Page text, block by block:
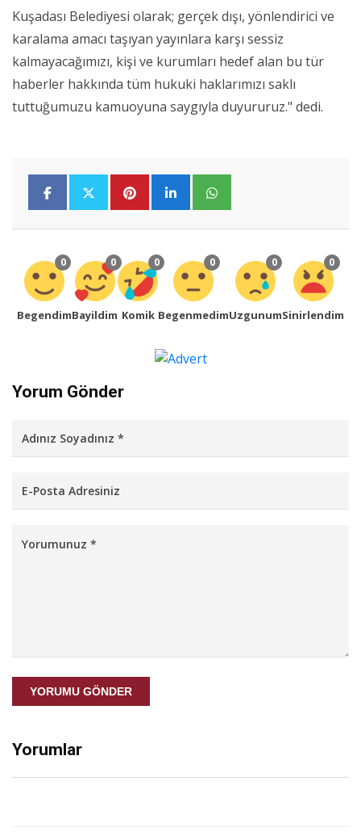
Kuşadası Belediyesi olarak; gerçek dışı, yönlendirici ve
karalama amacı taşıyan yayınlara karşı sessiz
kalmayacağımızı, kişi ve kurumları hedef alan bu tür
haberler hakkında tüm hukuki haklarımızı saklı
tuttuğumuzu kamuoyuna saygıyla duyururuz." dedi.
0
Begendim
0
Bayildim
0
Komik
0
Begenmedim
0
Uzgunum
0
Sinirlendim
Yorum Gönder
YORUMU GÖNDER
Yorumlar